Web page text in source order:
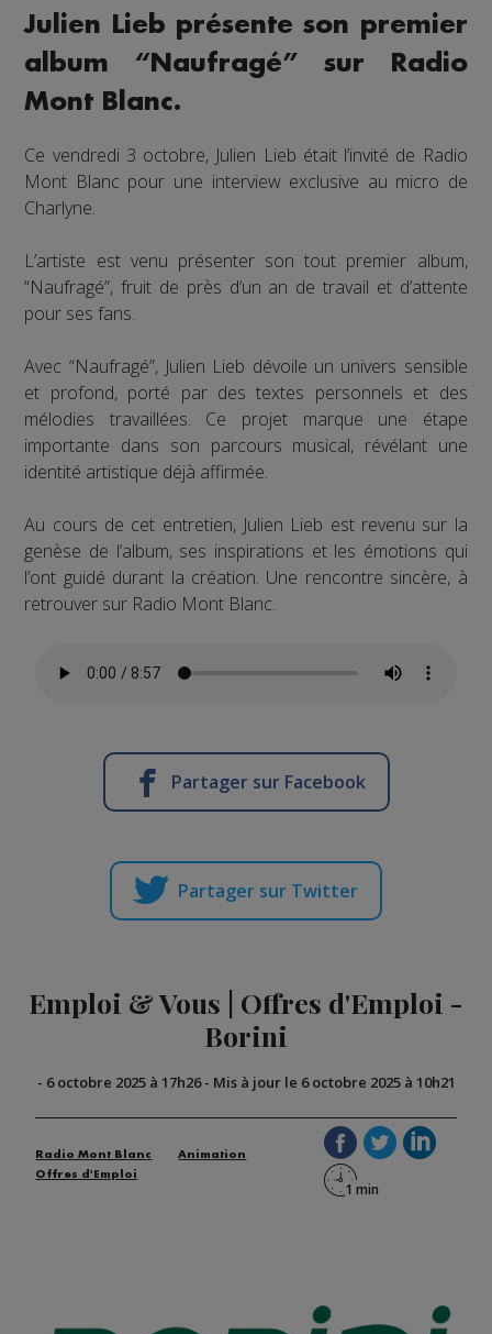
Julien Lieb présente son premier
album “Naufragé” sur Radio
Mont Blanc.
Ce vendredi 3 octobre, Julien Lieb était l’invité de Radio
Mont Blanc pour une interview exclusive au micro de
Charlyne.
L’artiste est venu présenter son tout premier album,
“Naufragé”, fruit de près d’un an de travail et d’attente
pour ses fans.
Avec “Naufragé”, Julien Lieb dévoile un univers sensible
et profond, porté par des textes personnels et des
mélodies travaillées. Ce projet marque une étape
importante dans son parcours musical, révélant une
identité artistique déjà affirmée.
Au cours de cet entretien, Julien Lieb est revenu sur la
genèse de l’album, ses inspirations et les émotions qui
l’ont guidé durant la création. Une rencontre sincère, à
retrouver sur Radio Mont Blanc.
Partager sur Facebook
Partager sur Twitter
Emploi & Vous | Offres d'Emploi -
Borini
- 6 octobre 2025 à 17h26- Mis à jour le 6 octobre 2025 à 10h21
Radio Mont Blanc
Animation
Offres d'Emploi